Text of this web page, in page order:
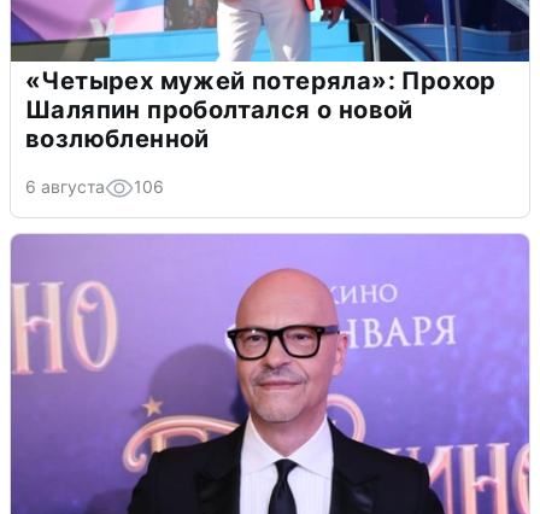
«Четырех мужей потеряла»: Прохор
Шаляпин проболтался о новой
возлюбленной
6 августа 106